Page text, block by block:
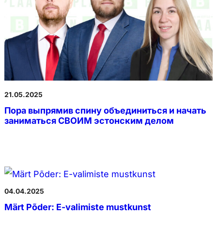
21.05.2025
Пора выпрямив спину объединиться и начать
заниматься СВОИМ эстонским делом
04.04.2025
Märt Põder: E-valimiste mustkunst